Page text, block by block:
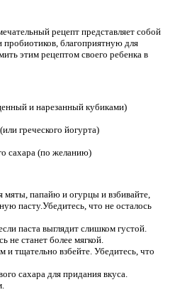
рецепт представляет собой
пробиотиков, благоприятную для
этим рецептом своего ребенка в
и нарезанный кубиками)
греческого йогурта)
сахара (по желанию)
мяты, папайю и огурцы и взбивайте,
пасту.Убедитесь, что не осталось
паста выглядит слишком густой.
не станет более мягкой.
и тщательно взбейте. Убедитесь, что
сахара для придания вкуса.